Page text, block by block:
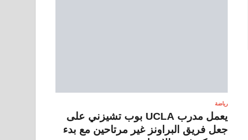
رياضة
يعمل مدرب UCLA بوب تشيزني على
جعل فريق البراونز غير مرتاحين مع بدء